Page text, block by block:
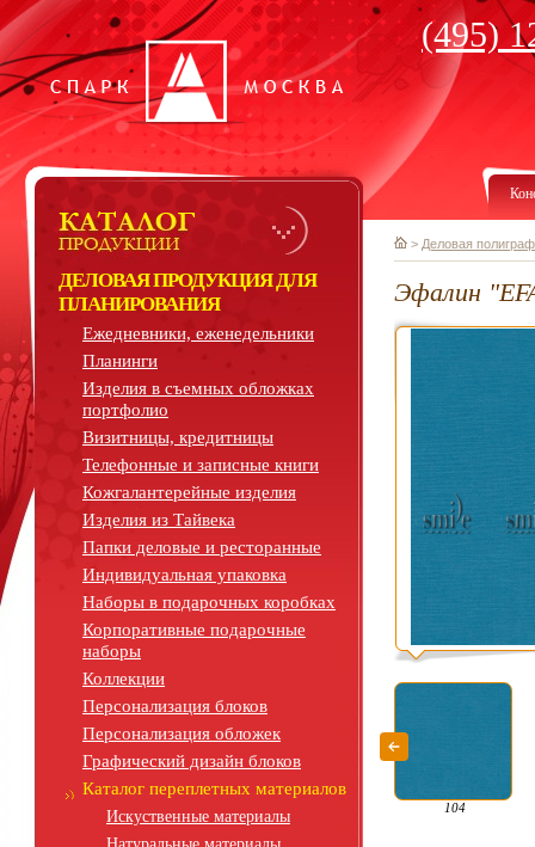
(495)
ДЕЛОВАЯ ПРОДУКЦИЯ ДЛЯ
ПЛАНИРОВАНИЯ
Ежедневники, еженедельники
Планинги
Изделия в съемных обложках
портфолио
Визитницы, кредитницы
Телефонные и записные книги
Кожгалантерейные изделия
Изделия из Тайвека
Папки деловые и ресторанные
Индивидуальная упаковка
Наборы в подарочных коробках
Корпоративные подарочные
наборы
Коллекции
Персонализация блоков
Персонализация обложек
Графический дизайн блоков
Каталог переплетных материалов
Искуственные материалы
> Деловая
Эфалин
104